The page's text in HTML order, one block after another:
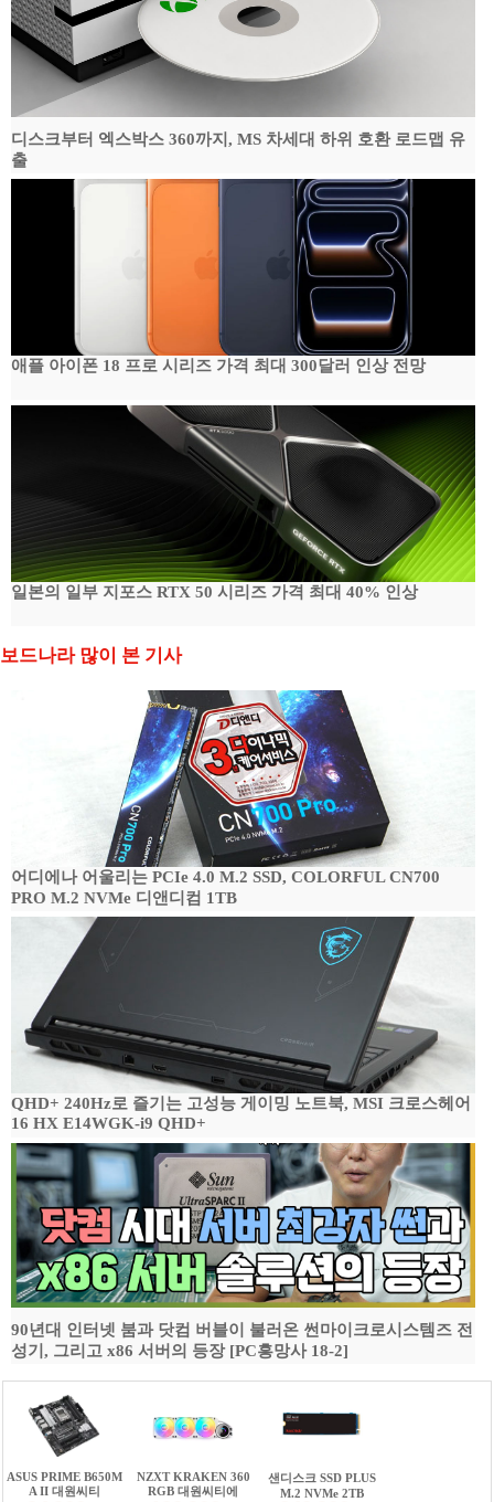
디스크부터 엑스박스 360까지, MS 차세대 하위 호환 로드맵 유
출
애플 아이폰 18 프로 시리즈 가격 최대 300달러 인상 전망
일본의 일부 지포스 RTX 50 시리즈 가격 최대 40% 인상
보드나라 많이 본 기사
어디에나 어울리는 PCIe 4.0 M.2 SSD, COLORFUL CN700
PRO M.2 NVMe 디앤디컴 1TB
QHD+ 240Hz로 즐기는 고성능 게이밍 노트북, MSI 크로스헤어
16 HX E14WGK-i9 QHD+
90년대 인터넷 붐과 닷컴 버블이 불러온 썬마이크로시스템즈 전
성기, 그리고 x86 서버의 등장 [PC흥망사 18-2]